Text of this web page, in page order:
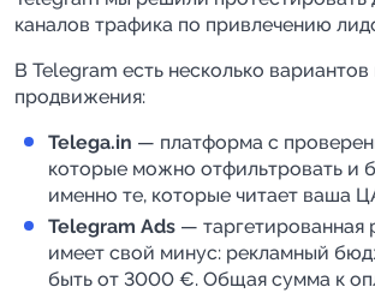
каналов трафика по привлечению
В Telegram есть несколько вариантов
продвижения:
Telega.in — платформа с
которые можно отфильтровать и
именно те, которые читает ваша
Telegram Ads — таргетированная
имеет свой минус: рекламный
быть от 3000 €. Общая сумма к